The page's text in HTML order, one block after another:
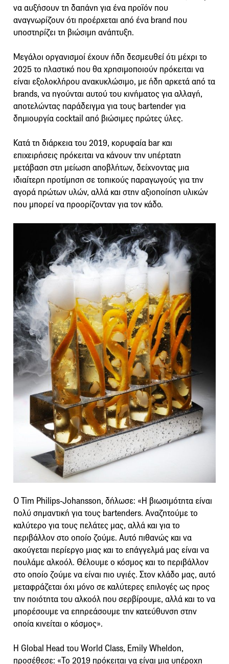
να αυξήσουν τη δαπάνη για ένα προϊόν που
αναγνωρίζουν ότι προέρχεται από ένα brand που
υποστηρίζει τη βιώσιμη ανάπτυξη.
Μεγάλοι οργανισμοί έχουν ήδη δεσμευθεί ότι μέχρι το
2025 το πλαστικό που θα χρησιμοποιούν πρόκειται να
είναι εξολοκλήρου ανακυκλώσιμο, με ήδη αρκετά από τα
brands, να ηγούνται αυτού του κινήματος για αλλαγή,
αποτελώντας παράδειγμα για τους bartender για
δημιουργία cocktail από βιώσιμες πρώτες ύλες.
Κατά τη διάρκεια του 2019, κορυφαία bar και
επιχειρήσεις πρόκειται να κάνουν την υπέρτατη
μετάβαση στη μείωση αποβλήτων, δείχνοντας μια
ιδιαίτερη προτίμηση σε τοπικούς παραγωγούς για την
αγορά πρώτων υλών, αλλά και στην αξιοποίηση υλικών
που μπορεί να προορίζονταν για τον κάδο.
O Tim Philips-Johansson, δήλωσε: «Η βιωσιμότητα είναι
πολύ σημαντική για τους bartenders. Αναζητούμε το
καλύτερο για τους πελάτες μας, αλλά και για το
περιβάλλον στο οποίο ζούμε. Αυτό πιθανώς και να
ακούγεται περίεργο μιας και το επάγγελμά μας είναι να
πουλάμε αλκοόλ. Θέλουμε ο κόσμος και το περιβάλλον
στο οποίο ζούμε να είναι πιο υγιές. Στον κλάδο μας, αυτό
μεταφράζεται όχι μόνο σε καλύτερες επιλογές ως προς
την ποιότητα του αλκοόλ που σερβίρουμε, αλλά και το να
μπορέσουμε να επηρεάσουμε την κατεύθυνση στην
οποία κινείται ο κόσμος».
Η Global Head του World Class, Emily Wheldon,
προσέθεσε: «Το 2019 πρόκειται να είναι μια υπέροχη